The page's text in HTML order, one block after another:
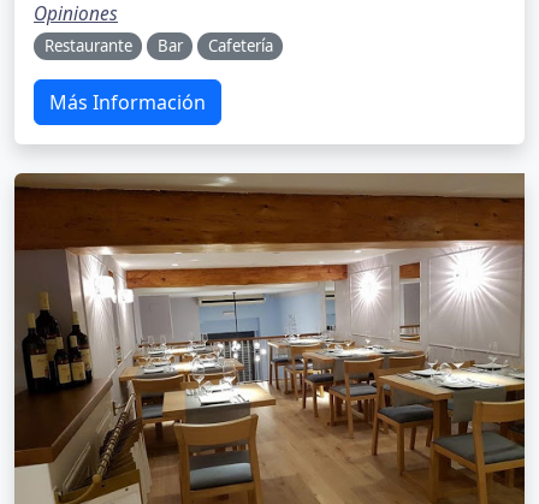
Opiniones
Restaurante Bar Cafetería
Más Información